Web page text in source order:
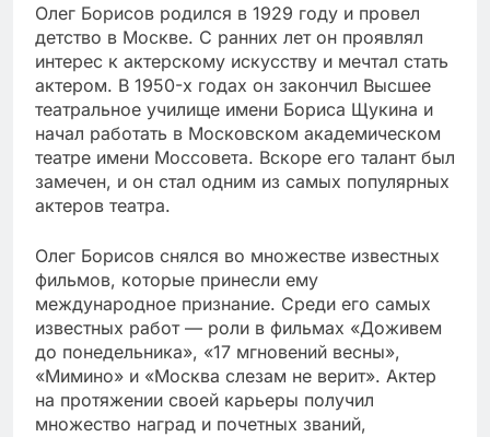
Олег Борисов родился в 1929 году и провел
детство в Москве. С ранних лет он проявлял
интерес к актерскому искусству и мечтал стать
актером. В 1950-х годах он закончил Высшее
театральное училище имени Бориса Щукина и
начал работать в Московском академическом
театре имени Моссовета. Вскоре его талант был
замечен, и он стал одним из самых популярных
актеров театра.
Олег Борисов снялся во множестве известных
фильмов, которые принесли ему
международное признание. Среди его самых
известных работ — роли в фильмах «Доживем
до понедельника», «17 мгновений весны»,
«Мимино» и «Москва слезам не верит». Актер
на протяжении своей карьеры получил
множество наград и почетных званий,